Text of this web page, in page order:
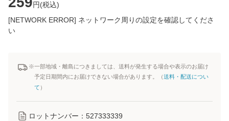
円(税込)
[NETWORK ERROR] ネットワーク周りの設定を確認してくださ
い
※一部地域・離島につきましては、送料が発生する場合や表示のお届け
予定日期間内にお届けできない場合があります。（送料・配送につい
て ）
ロットナンバー： 527333339